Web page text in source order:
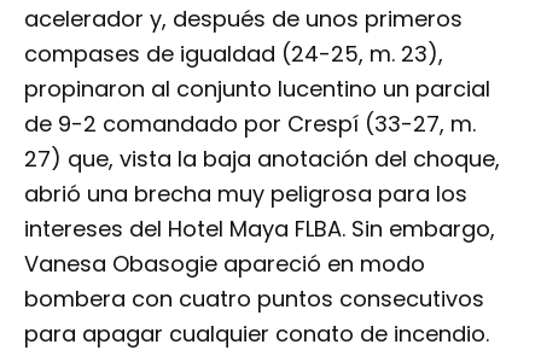
acelerador y, después de unos primeros
compases de igualdad (24-25, m. 23),
propinaron al conjunto lucentino un parcial
de 9-2 comandado por Crespí (33-27, m.
27) que, vista la baja anotación del choque,
abrió una brecha muy peligrosa para los
intereses del Hotel Maya FLBA. Sin embargo,
Vanesa Obasogie apareció en modo
bombera con cuatro puntos consecutivos
para apagar cualquier conato de incendio.